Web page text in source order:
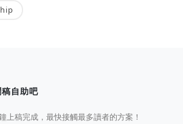
自助吧
上稿完成，最快接觸最多讀者的方案！